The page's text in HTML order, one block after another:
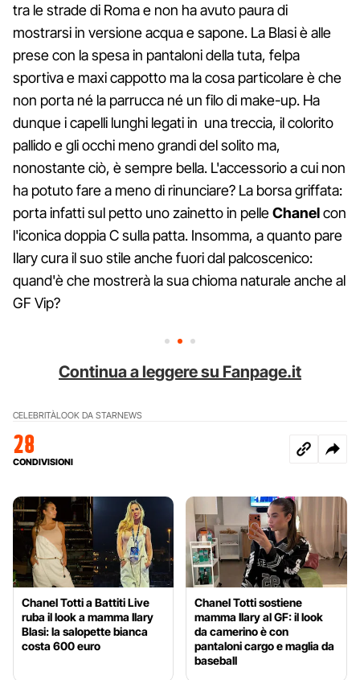
tra le strade di Roma e non ha avuto paura di
mostrarsi in versione acqua e sapone. La Blasi è alle
prese con la spesa in pantaloni della tuta, felpa
sportiva e maxi cappotto ma la cosa particolare è che
non porta né la parrucca né un filo di make-up. Ha
dunque i capelli lunghi legati in una treccia, il colorito
pallido e gli occhi meno grandi del solito ma,
nonostante ciò, è sempre bella. L'accessorio a cui non
ha potuto fare a meno di rinunciare? La borsa griffata:
porta infatti sul petto uno zainetto in pelleChanelcon
l'iconica doppia C sulla patta. Insomma, a quanto pare
Ilary cura il suo stile anche fuori dal palcoscenico:
quand'è che mostrerà la sua chioma naturale anche al
GF Vip?
Continua a leggere su Fanpage.it
CELEBRITÀLOOK DA STARNEWS
28
CONDIVISIONI
Chanel Totti a Battiti Live
ruba il look a mamma Ilary
Blasi: la salopette bianca
costa 600 euro
Chanel Totti sostiene
mamma Ilary al GF: il look
da camerino è con
pantaloni cargo e maglia da
baseball